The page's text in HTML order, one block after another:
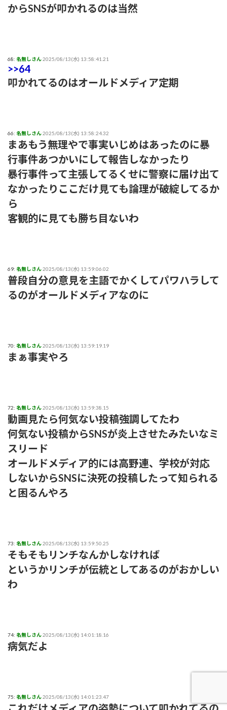
からSNSが叩かれるのは当然
68: 名無しさん2025/08/13(水) 13:58:41.21
>>64
叩かれてるのはオールドメディア定期
66: 名無しさん2025/08/13(水) 13:58:24.32
まあもう無理やで事実いじめはあったのに暴
行事件あつかいにして報告しなかったり
暴行事件って主張してるくせに警察に届け出て
なかったりここだけ見ても論理が破綻してるか
ら
客観的に見ても勝ち目ないわ
69: 名無しさん2025/08/13(水) 13:59:06.02
普段自分の意見を主語でかくしてパワハラして
るのがオールドメディアなのに
70: 名無しさん2025/08/13(水) 13:59:19.19
まぁ事実やろ
72: 名無しさん2025/08/13(水) 13:59:38.15
動画見たら何気ない投稿強調してたわ
何気ない投稿からSNSが炎上させたみたいなミ
スリード
オールドメディア的には高野連、学校が対応
しないからSNSに決死の投稿したって知られる
と困るんやろ
73: 名無しさん2025/08/13(水) 13:59:50.25
そもそもリンチなんかしなければ
というかリンチが伝統としてあるのがおかしい
わ
74: 名無しさん2025/08/13(水) 14:01:18.16
病気だよ
75: 名無しさん2025/08/13(水) 14:01:23.47